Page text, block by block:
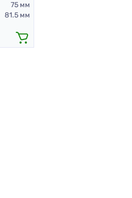
75 мм
81.5 мм